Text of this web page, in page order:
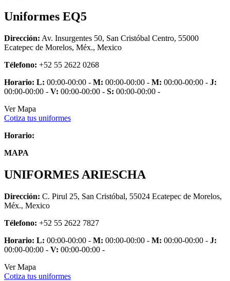
Uniformes EQ5
Dirección: Av. Insurgentes 50, San Cristóbal Centro, 55000
Ecatepec de Morelos, Méx., Mexico
Télefono: +52 55 2622 0268
Horario: L: 00:00-00:00 - M: 00:00-00:00 - M: 00:00-00:00 - J:
00:00-00:00 - V: 00:00-00:00 - S: 00:00-00:00 -
Ver Mapa
Cotiza tus uniformes
Horario:
MAPA
UNIFORMES ARIESCHA
Dirección: C. Pirul 25, San Cristóbal, 55024 Ecatepec de Morelos,
Méx., Mexico
Télefono: +52 55 2622 7827
Horario: L: 00:00-00:00 - M: 00:00-00:00 - M: 00:00-00:00 - J:
00:00-00:00 - V: 00:00-00:00 -
Ver Mapa
Cotiza tus uniformes